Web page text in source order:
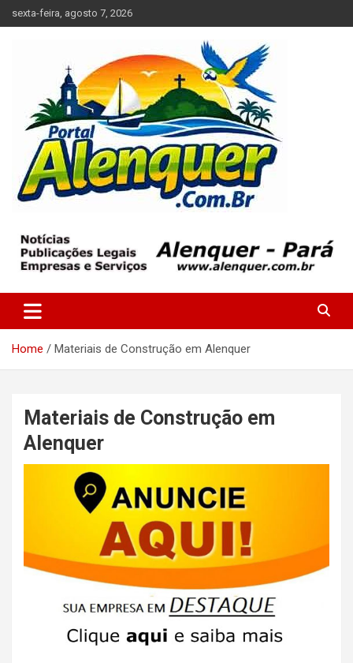
to
sexta-feira, agosto 7, 2026
Portal Alenquer
Home Materiais de Construção em Alenquer
Materiais de Construção em
Alenquer